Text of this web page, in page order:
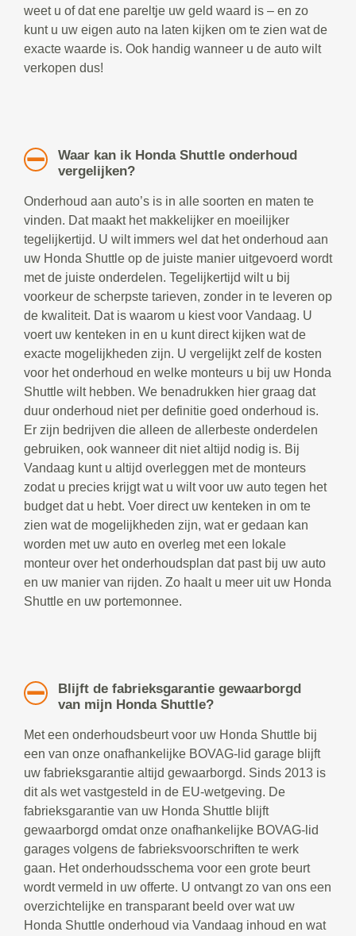
weet u of dat ene pareltje uw geld waard is – en zo
kunt u uw eigen auto na laten kijken om te zien wat de
exacte waarde is. Ook handig wanneer u de auto wilt
verkopen dus!
Waar kan ik Honda Shuttle onderhoud
vergelijken?
Onderhoud aan auto’s is in alle soorten en maten te
vinden. Dat maakt het makkelijker en moeilijker
tegelijkertijd. U wilt immers wel dat het onderhoud aan
uw Honda Shuttle op de juiste manier uitgevoerd wordt
met de juiste onderdelen. Tegelijkertijd wilt u bij
voorkeur de scherpste tarieven, zonder in te leveren op
de kwaliteit. Dat is waarom u kiest voor Vandaag. U
voert uw kenteken in en u kunt direct kijken wat de
exacte mogelijkheden zijn. U vergelijkt zelf de kosten
voor het onderhoud en welke monteurs u bij uw Honda
Shuttle wilt hebben. We benadrukken hier graag dat
duur onderhoud niet per definitie goed onderhoud is.
Er zijn bedrijven die alleen de allerbeste onderdelen
gebruiken, ook wanneer dit niet altijd nodig is. Bij
Vandaag kunt u altijd overleggen met de monteurs
zodat u precies krijgt wat u wilt voor uw auto tegen het
budget dat u hebt. Voer direct uw kenteken in om te
zien wat de mogelijkheden zijn, wat er gedaan kan
worden met uw auto en overleg met een lokale
monteur over het onderhoudsplan dat past bij uw auto
en uw manier van rijden. Zo haalt u meer uit uw Honda
Shuttle en uw portemonnee.
Blijft de fabrieksgarantie gewaarborgd
van mijn Honda Shuttle?
Met een onderhoudsbeurt voor uw Honda Shuttle bij
een van onze onafhankelijke BOVAG-lid garage blijft
uw fabrieksgarantie altijd gewaarborgd. Sinds 2013 is
dit als wet vastgesteld in de EU-wetgeving. De
fabrieksgarantie van uw Honda Shuttle blijft
gewaarborgd omdat onze onafhankelijke BOVAG-lid
garages volgens de fabrieksvoorschriften te werk
gaan. Het onderhoudsschema voor een grote beurt
wordt vermeld in uw offerte. U ontvangt zo van ons een
overzichtelijke en transparant beeld over wat uw
Honda Shuttle onderhoud via Vandaag inhoud en wat